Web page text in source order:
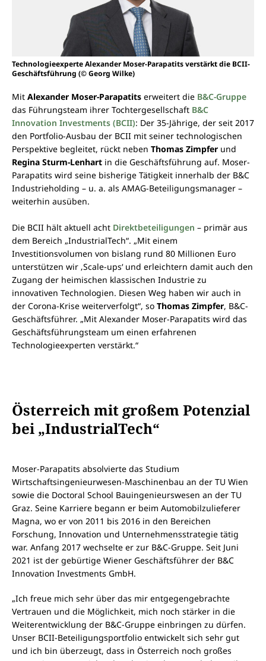
Technologieexperte Alexander Moser-Parapatits verstärkt die BCII-
Geschäftsführung (© Georg Wilke)
Mit Alexander Moser-Parapatits erweitert die B&C-Gruppe
das Führungsteam ihrer Tochtergesellschaft B&C
Innovation Investments (BCII): Der 35-Jährige, der seit 2017
den Portfolio-Ausbau der BCII mit seiner technologischen
Perspektive begleitet, rückt neben Thomas Zimpfer und
Regina Sturm-Lenhart in die Geschäftsführung auf. Moser-
Parapatits wird seine bisherige Tätigkeit innerhalb der B&C
Industrieholding – u. a. als AMAG-Beteiligungsmanager –
weiterhin ausüben.
Die BCII hält aktuell acht Direktbeteiligungen – primär aus
dem Bereich „IndustrialTech“. „Mit einem
Investitionsvolumen von bislang rund 80 Millionen Euro
unterstützen wir ‚Scale-ups‘ und erleichtern damit auch den
Zugang der heimischen klassischen Industrie zu
innovativen Technologien. Diesen Weg haben wir auch in
der Corona-Krise weiterverfolgt“, so Thomas Zimpfer, B&C-
Geschäftsführer. „Mit Alexander Moser-Parapatits wird das
Geschäftsführungsteam um einen erfahrenen
Technologieexperten verstärkt.“
Österreich mit großem Potenzial
bei „IndustrialTech“
Moser-Parapatits absolvierte das Studium
Wirtschaftsingenieurwesen-Maschinenbau an der TU Wien
sowie die Doctoral School Bauingenieurswesen an der TU
Graz. Seine Karriere begann er beim Automobilzulieferer
Magna, wo er von 2011 bis 2016 in den Bereichen
Forschung, Innovation und Unternehmensstrategie tätig
war. Anfang 2017 wechselte er zur B&C-Gruppe. Seit Juni
2021 ist der gebürtige Wiener Geschäftsführer der B&C
Innovation Investments GmbH.
„Ich freue mich sehr über das mir entgegengebrachte
Vertrauen und die Möglichkeit, mich noch stärker in die
Weiterentwicklung der B&C-Gruppe einbringen zu dürfen.
Unser BCII-Beteiligungsportfolio entwickelt sich sehr gut
und ich bin überzeugt, dass in Österreich noch großes